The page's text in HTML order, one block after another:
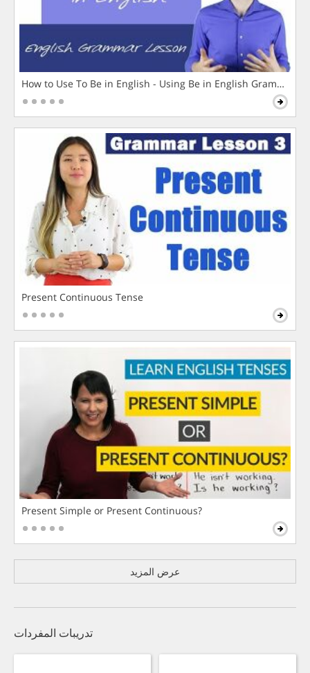
How to Use To Be in English - Using Be in English Grammar
Present Continuous Tense
Present Simple or Present Continuous?
عرض المزيد
تدريبات المفردات